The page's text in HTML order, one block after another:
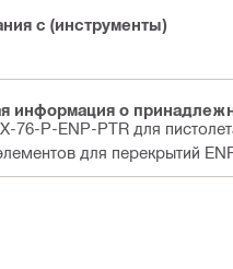
с (инструменты)
информация о
76-P-ENP-PTR для
для перекрытий